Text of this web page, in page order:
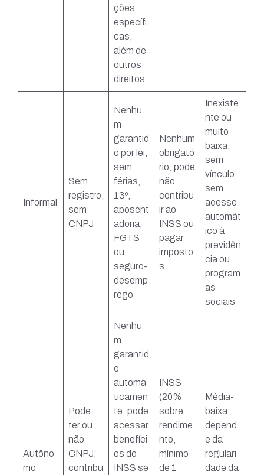
ções
específi
cas,
além de
outros
direitos
Informal
Sem
registro,
sem
CNPJ
Nenhu
m
garantid
o por lei;
sem
férias,
13º,
aposent
adoria,
FGTS
ou
seguro-
desemp
rego
Nenhum
obrigató
rio; pode
não
contribu
ir ao
INSS ou
pagar
imposto
s
Inexiste
nte ou
muito
baixa:
sem
vínculo,
sem
acesso
automát
ico à
previdên
cia ou
program
as
sociais
Autôno
mo
Pode
ter ou
não
CNPJ;
contribu
Nenhu
m
garantid
o
automa
ticamen
te; pode
acessar
benefíci
os do
INSS se
INSS
(20%
sobre
rendime
nto,
mínimo
de 1
Média-
baixa:
depend
e da
regulari
dade da